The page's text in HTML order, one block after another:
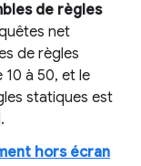
de règles
net
de règles
à 50, et le
statiques est
hors écran